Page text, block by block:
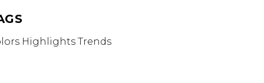
Highlights Trends